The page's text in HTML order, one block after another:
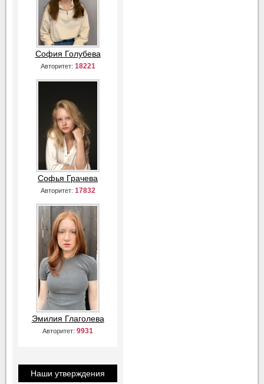
София Голубева
Авторитет: 18221
Софья Грачева
Авторитет: 17832
Эмилия Глаголева
Авторитет: 9931
Наши утверждения